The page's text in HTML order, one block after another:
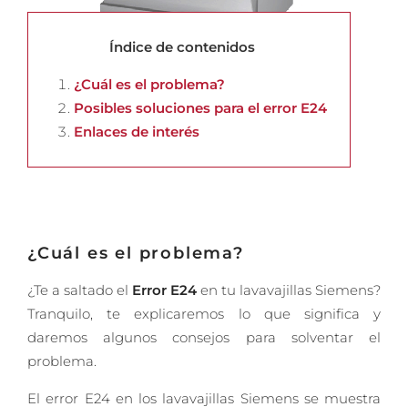
Índice de contenidos
¿Cuál es el problema?
Posibles soluciones para el error E24
Enlaces de interés
¿Cuál es el problema?
¿Te a saltado el Error E24 en tu lavavajillas Siemens?
Tranquilo, te explicaremos lo que significa y
daremos algunos consejos para solventar el
problema.
El error E24 en los lavavajillas Siemens se muestra